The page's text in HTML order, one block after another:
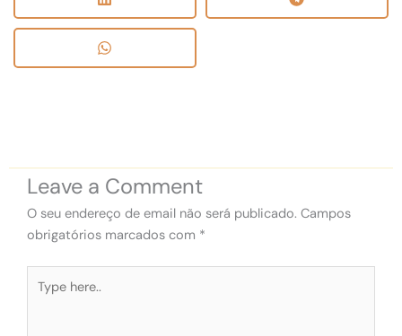
Leave a Comment
O seu endereço de email não será publicado. Campos
obrigatórios marcados com *
here..